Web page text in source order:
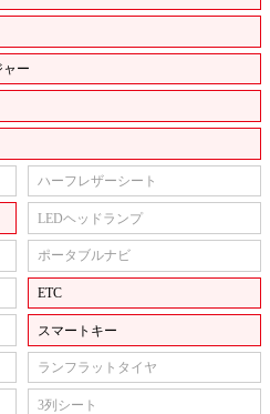
ー
ハーフレザーシート
LEDヘッドランプ
ポータブルナビ
ETC
スマートキー
ランフラットタイヤ
3列シート